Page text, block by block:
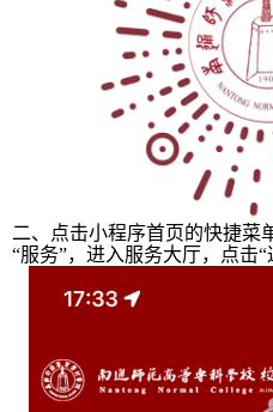
二、点击小程序首页的快捷菜
“服务”，进入服务大厅，点击“